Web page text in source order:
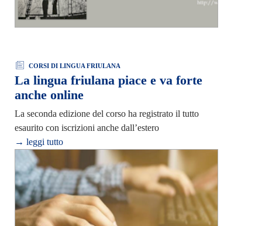
CORSI DI LINGUA FRIULANA
La lingua friulana piace e va forte
anche online
La seconda edizione del corso ha registrato il tutto
esaurito con iscrizioni anche dall’estero
→ leggi tutto